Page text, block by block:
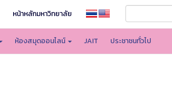
หน้าหลักมหาวิทยาลัย
ห้องสมุดออนไลน์ JAIT ประชาชนทั่วไป